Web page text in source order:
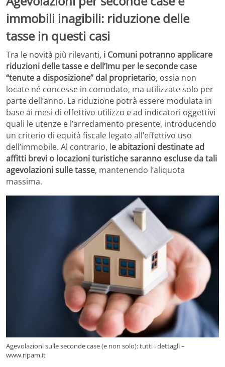
immobili inagibili: riduzione delle
tasse in questi casi
Tra le novità più rilevanti, i Comuni potranno applicare
riduzioni delle tasse e dell’Imu per le seconde case
“tenute a disposizione” dal proprietario, ossia non
locate né concesse in comodato, ma utilizzate solo per
parte dell’anno. La riduzione potrà essere modulata in
base ai mesi di effettivo utilizzo e ad indicatori oggettivi
quali le utenze e l’arredamento presente, introducendo
un criterio di equità fiscale legato all’effettivo uso
dell’immobile. Al contrario, le abitazioni destinate ad
affitti brevi o locazioni turistiche saranno escluse da tali
agevolazioni sulle tasse, mantenendo l’aliquota
massima.
Agevolazioni sulle seconde case (e non solo): tutti i dettagli –
www.ripam.it